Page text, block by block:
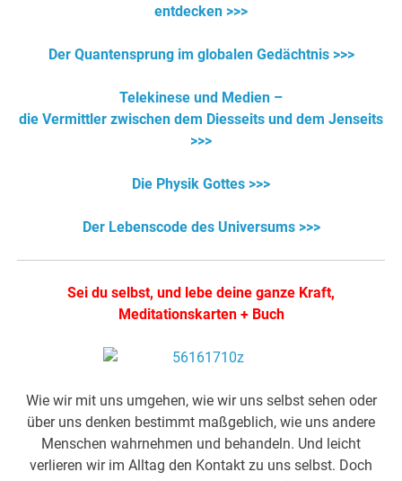
entdecken >>>
Der Quantensprung im globalen Gedächtnis >>>
Telekinese und Medien –
die Vermittler zwischen dem Diesseits und dem Jenseits
>>>
Die Physik Gottes >>>
Der Lebenscode des Universums >>>
Sei du selbst, und lebe deine ganze Kraft,
Meditationskarten + Buch
Wie wir mit uns umgehen, wie wir uns selbst sehen oder
über uns denken bestimmt maßgeblich, wie uns andere
Menschen wahrnehmen und behandeln. Und leicht
verlieren wir im Alltag den Kontakt zu uns selbst. Doch